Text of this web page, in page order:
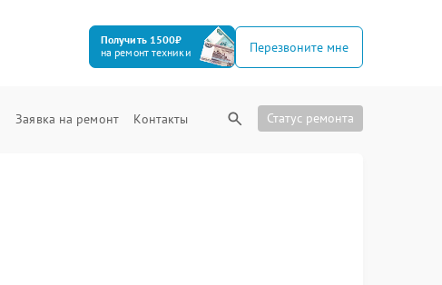
Получить 1500₽
на ремонт техники
Перезвоните мне
Заявка на ремонт Контакты Статус ремонта